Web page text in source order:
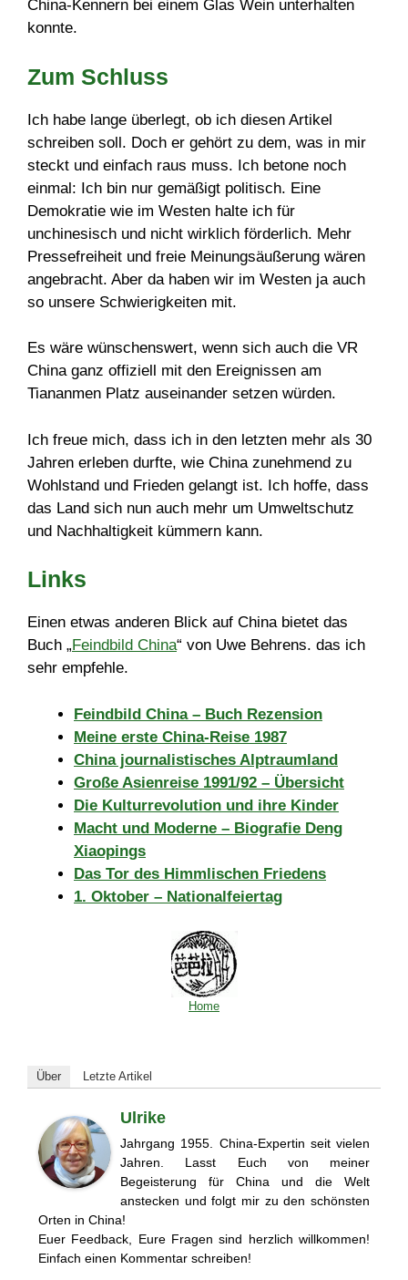
China-Kennern bei einem Glas Wein unterhalten
konnte.
Zum Schluss
Ich habe lange überlegt, ob ich diesen Artikel
schreiben soll. Doch er gehört zu dem, was in mir
steckt und einfach raus muss. Ich betone noch
einmal: Ich bin nur gemäßigt politisch. Eine
Demokratie wie im Westen halte ich für
unchinesisch und nicht wirklich förderlich. Mehr
Pressefreiheit und freie Meinungsäußerung wären
angebracht. Aber da haben wir im Westen ja auch
so unsere Schwierigkeiten mit.
Es wäre wünschenswert, wenn sich auch die VR
China ganz offiziell mit den Ereignissen am
Tiananmen Platz auseinander setzen würden.
Ich freue mich, dass ich in den letzten mehr als 30
Jahren erleben durfte, wie China zunehmend zu
Wohlstand und Frieden gelangt ist. Ich hoffe, dass
das Land sich nun auch mehr um Umweltschutz
und Nachhaltigkeit kümmern kann.
Links
Einen etwas anderen Blick auf China bietet das
Buch „ Feindbild China“ von Uwe Behrens. das ich
sehr empfehle.
Feindbild China – Buch Rezension
Meine erste China-Reise 1987
China journalistisches Alptraumland
Große Asienreise 1991/92 – Übersicht
Die Kulturrevolution und ihre Kinder
Macht und Moderne – Biografie Deng
Xiaopings
Das Tor des Himmlischen Friedens
1. Oktober – Nationalfeiertag
Home
Über Letzte Artikel
Ulrike
Jahrgang 1955. China-Expertin seit vielen
Jahren. Lasst Euch von meiner
Begeisterung für China und die Welt
anstecken und folgt mir zu den schönsten
Orten in China!
Euer Feedback, Eure Fragen sind herzlich willkommen!
Einfach einen Kommentar schreiben!